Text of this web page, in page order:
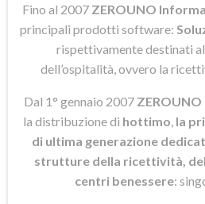
Fino al 2007 ZEROUNO
principali prodotti software:
rispettivamente destinati
dell’ospitalità, ovvero la
Dal 1° gennaio 2007
la distribuzione di hottimo la
di ultima generazione
strutture della ricettività,
centri benessere: